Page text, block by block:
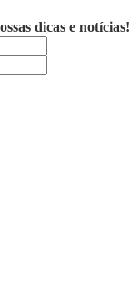
dicas e notícias!